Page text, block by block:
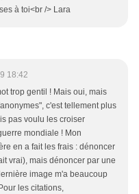
à toi<br /> Lara
18:42
trop gentil ! Mais oui, mais
c'est tellement plus
pas voulu les croiser
mondiale ! Mon
en a fait les frais : dénoncer
vrai), mais dénoncer par une
image m'a beaucoup
les citations,